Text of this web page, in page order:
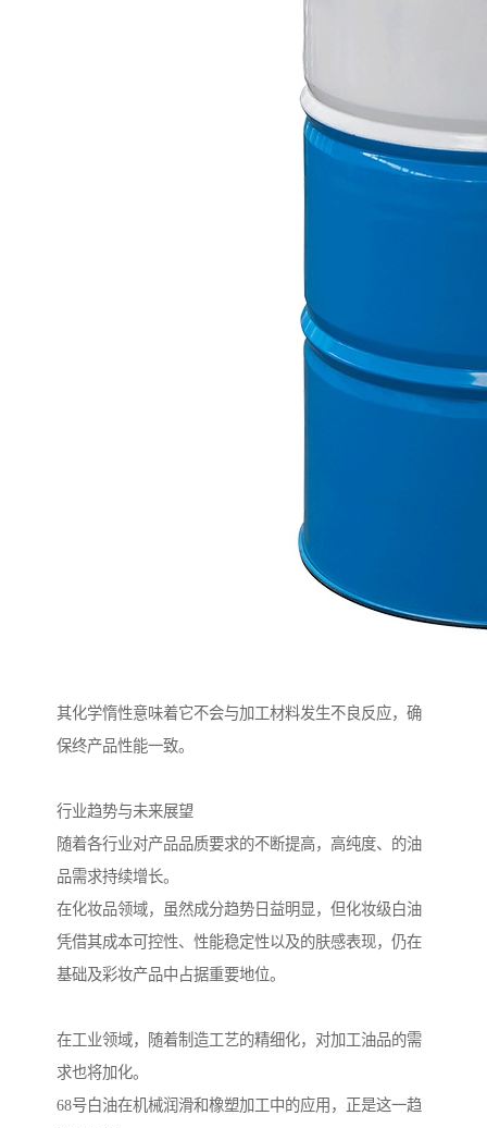
其化学惰性意味着它不会与加工材料发生不良反应，确
保终产品性能一致。
行业趋势与未来展望
随着各行业对产品品质要求的不断提高，高纯度、的油
品需求持续增长。
在化妆品领域，虽然成分趋势日益明显，但化妆级白油
凭借其成本可控性、性能稳定性以及的肤感表现，仍在
基础及彩妆产品中占据重要地位。
在工业领域，随着制造工艺的精细化，对加工油品的需
求也将加化。
68号白油在机械润滑和橡塑加工中的应用，正是这一趋